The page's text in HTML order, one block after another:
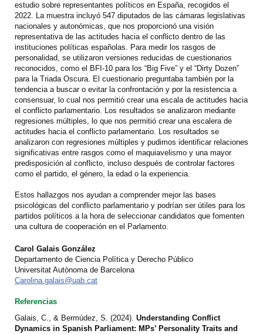
estudio sobre representantes políticos en España, recogidos el
2022. La muestra incluyó 547 diputados de las cámaras legislativas
nacionales y autonómicas, que nos proporcionó una visión
representativa de las actitudes hacia el conflicto dentro de las
instituciones políticas españolas. Para medir los rasgos de
personalidad, se utilizaron versiones reducidas de cuestionarios
reconocidos, como el BFI-10 para los “Big Five” y el “Dirty Dozen”
para la Triada Oscura. El cuestionario preguntaba también por la
tendencia a buscar o evitar la confrontación y por la resistencia a
consensuar, lo cual nos permitió crear una escala de actitudes hacia
el conflicto parlamentario. Los resultados se analizaron mediante
regresiones múltiples, lo que nos permitió crear una escalera de
actitudes hacia el conflicto parlamentario. Los resultados se
analizaron con regresiones múltiples y pudimos identificar relaciones
significativas entre rasgos como el maquiavelismo y una mayor
predisposición al conflicto, incluso después de controlar factores
como el partido, el género, la edad o la experiencia.
Estos hallazgos nos ayudan a comprender mejor las bases
psicológicas del conflicto parlamentario y podrían ser útiles para los
partidos políticos a la hora de seleccionar candidatos que fomenten
una cultura de cooperación en el Parlamento.
Carol Galais González
Departamento de Ciencia Política y Derecho Público
Universitat Autònoma de Barcelona
Carolina.galais@uab.cat
Referencias
Galais, C., & Bermúdez, S. (2024). Understanding Conflict
Dynamics in Spanish Parliament: MPs’ Personality Traits and